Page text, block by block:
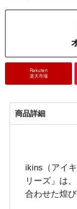
Rakuten
楽天市場
商品詳細
ikins（アイ
リーズ」は
合わせた煌